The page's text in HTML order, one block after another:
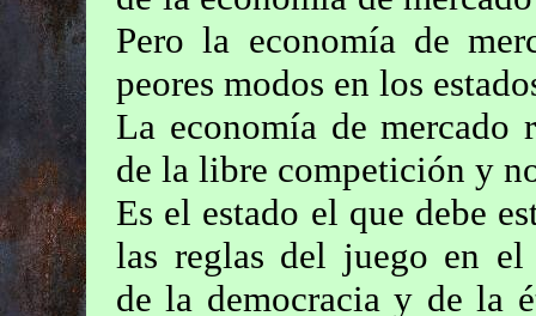
Pero la economía de
peores modos en los
La economía de mercado
de la libre competición y
Es el estado el que debe
las reglas del juego en el
de la democracia y de la